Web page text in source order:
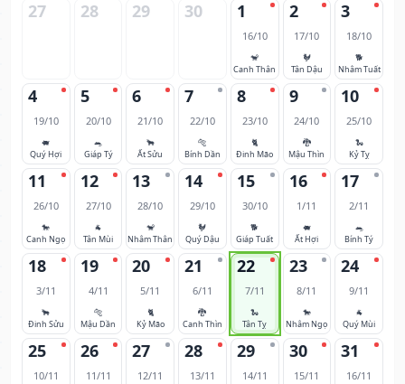
27 28 29 30 1
16/10
🐒
Canh Thân
2
17/10
🐓
Tân Dậu
3
18/10
🐕
Nhâm Tuất
4
19/10
🐖
Quý Hợi
5
20/10
🐀
Giáp Tý
6
21/10
🐂
Ất Sửu
7
22/10
🐅
Bính Dần
8
23/10
🐈
Đinh Mão
9
24/10
🐉
Mậu Thìn
10
25/10
🐍
Kỷ Tỵ
11
26/10
🐎
Canh Ngọ
12
27/10
🐐
Tân Mùi
13
28/10
🐒
Nhâm Thân
14
29/10
🐓
Quý Dậu
15
30/10
🐕
Giáp Tuất
16
1/11
🐖
Ất Hợi
17
2/11
🐀
Bính Tý
18
3/11
🐂
Đinh Sửu
19
4/11
🐅
Mậu Dần
20
5/11
🐈
Kỷ Mão
21
6/11
🐉
Canh Thìn
22
7/11
🐍
Tân Tỵ
23
8/11
🐎
Nhâm Ngọ
24
9/11
🐐
Quý Mùi
25
10/11
26
11/11
27
12/11
28
13/11
29
14/11
30
15/11
31
16/11